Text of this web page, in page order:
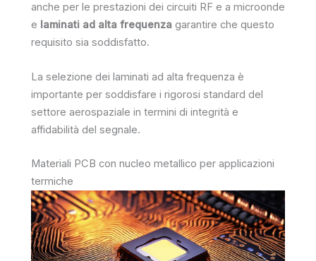
anche per le prestazioni dei circuiti RF e a microonde
e laminati ad alta frequenza garantire che questo
requisito sia soddisfatto.
La selezione dei laminati ad alta frequenza è
importante per soddisfare i rigorosi standard del
settore aerospaziale in termini di integrità e
affidabilità del segnale.
Materiali PCB con nucleo metallico per applicazioni
termiche